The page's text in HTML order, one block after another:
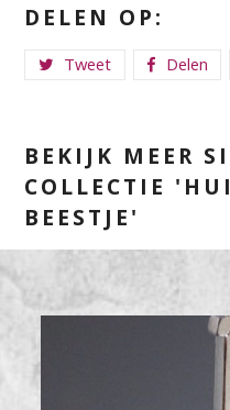
DELEN OP:
Tweet Delen
BEKIJK MEER
COLLECTIE
BEESTJE'